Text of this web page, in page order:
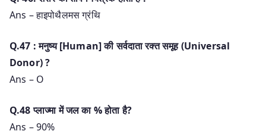
Ans – हाइपोथैलमस ग्रंथि
Q.47 : मनुष्य [Human] की सर्वदाता रक्त समूह (Universal
Donor) ?
Ans – O
Q.48 प्लाज्मा में जल का % होता है?
Ans – 90%